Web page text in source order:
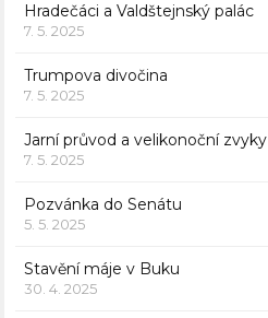
Hradečáci a Valdštejnský palác
7. 5. 2025
Trumpova divočina
7. 5. 2025
Jarní průvod a velikonoční zvyky
7. 5. 2025
Pozvánka do Senátu
5. 5. 2025
Stavění máje v Buku
30. 4. 2025